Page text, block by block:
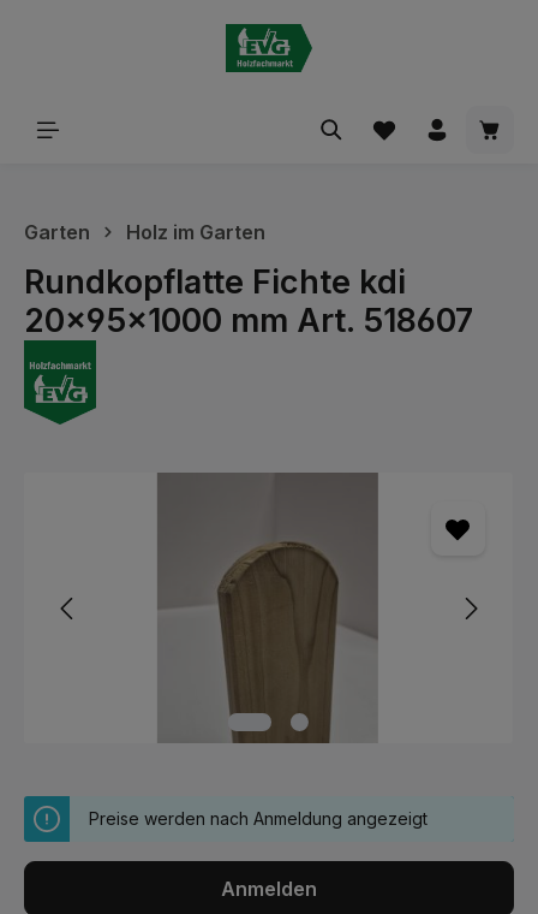
Garten Holz im Garten
Rundkopflatte Fichte kdi
20x95x1000 mm Art. 518607
Preise werden nach Anmeldung angezeigt
Anmelden